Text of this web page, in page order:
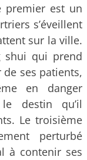
premier est un
s’éveillent
sur la ville.
shui qui prend
ses patients,
en danger
destin qu’il
Le troisième
perturbé
à contenir ses